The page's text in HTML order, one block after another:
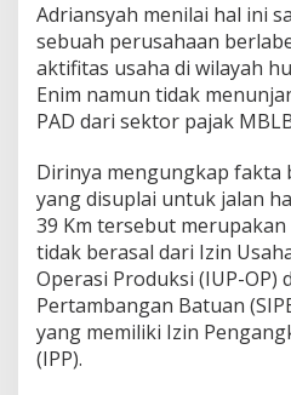
Adriansyah menilai hal ini
sebuah perusahaan
aktifitas usaha di wilayah
Enim namun tidak
PAD dari sektor pajak
Dirinya mengungkap fakta
yang disuplai untuk jalan
39 Km tersebut
tidak berasal dari Izin
Operasi Produksi (IUP-OP)
Pertambangan Batuan
yang memiliki Izin
(IPP).